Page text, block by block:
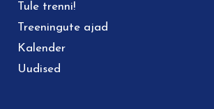
Tule trenni!
Treeningute ajad
Kalender
Uudised